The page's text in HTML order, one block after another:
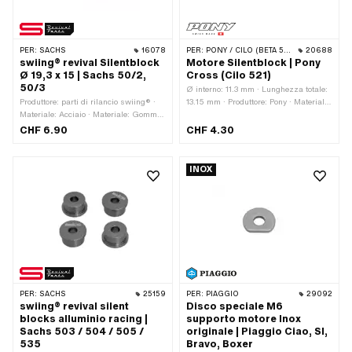
PER: SACHS 16078
swiing® revival Silentblock
Ø 19,3 x 15 | Sachs 50/2,
50/3
Produttore: parti di rilancio swiing® ·
Materiale: Acciaio · Materiale: Gomma
· Lunghezza totale: 15 mm · Ø esterno:
CHF 6.90
PER: PONY / CILO (BETA 521 E 512) 20688
Motore Silentblock | Pony
Cross (Cilo 521)
Ø interno: 11.3 mm · Lunghezza totale:
13.15 mm · Produttore: Pony · Materiale:
20.4 mm
CHF 4.30
PER: SACHS 25159
swiing® revival silent
blocks alluminio racing |
Sachs 503 / 504 / 505 /
535
INOX
PER: PIAGGIO 29092
Disco speciale M6
supporto motore Inox
originale | Piaggio Ciao, SI,
Bravo, Boxer